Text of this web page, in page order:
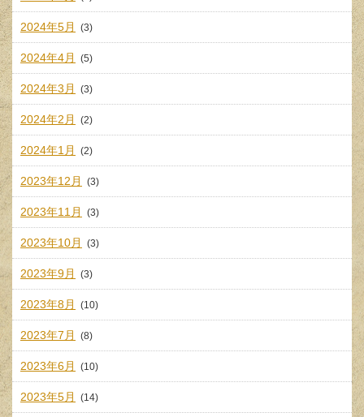
2024年5月 (3)
2024年4月 (5)
2024年3月 (3)
2024年2月 (2)
2024年1月 (2)
2023年12月 (3)
2023年11月 (3)
2023年10月 (3)
2023年9月 (3)
2023年8月 (10)
2023年7月 (8)
2023年6月 (10)
2023年5月 (14)